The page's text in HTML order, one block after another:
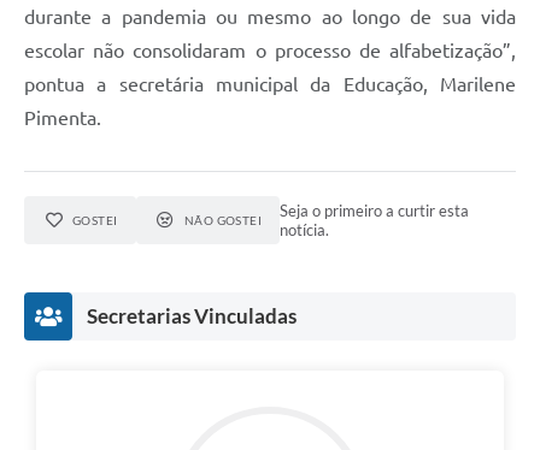
durante a pandemia ou mesmo ao longo de sua vida
escolar não consolidaram o processo de alfabetização”,
pontua a secretária municipal da Educação, Marilene
Pimenta.
GOSTEI NÃO GOSTEI
Seja o primeiro a curtir esta
notícia.
Secretarias Vinculadas